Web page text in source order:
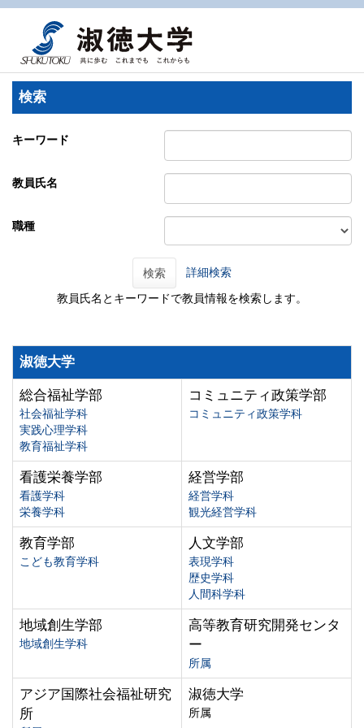
検索
キーワード
教員氏名
職種
検索 詳細検索
教員氏名とキーワードで教員情報を検索します。
淑徳大学
総合福祉学部
社会福祉学科
実践心理学科
教育福祉学科
コミュニティ政策学部
コミュニティ政策学科
看護栄養学部
看護学科
栄養学科
経営学部
経営学科
観光経営学科
教育学部
こども教育学科
人文学部
表現学科
歴史学科
人間科学科
地域創生学部
地域創生学科
高等教育研究開発センタ
ー
所属
アジア国際社会福祉研究
所
淑徳大学
所属